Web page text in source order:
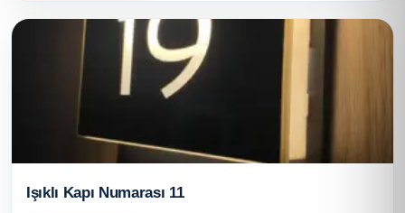
Işıklı Kapı Numarası 11